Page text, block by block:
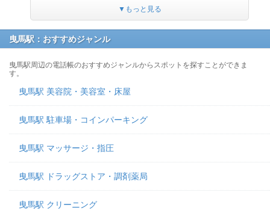
▼もっと見る
曳馬駅：おすすめジャンル
曳馬駅周辺の電話帳のおすすめジャンルからスポットを探すことができま
す。
曳馬駅 美容院・美容室・床屋
曳馬駅 駐車場・コインパーキング
曳馬駅 マッサージ・指圧
曳馬駅 ドラッグストア・調剤薬局
曳馬駅 クリーニング